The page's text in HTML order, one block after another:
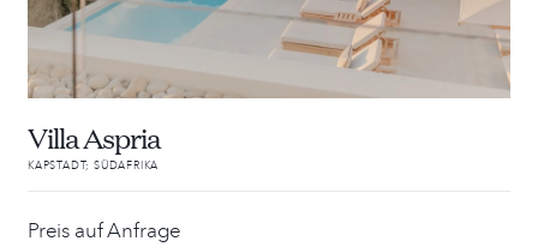
Villa Aspria
KAPSTADT; SÜDAFRIKA
Preis auf Anfrage